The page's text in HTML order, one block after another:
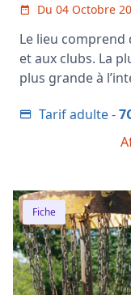
Du 04 Octobre
Le lieu
et aux clubs. La
plus grande à
Tarif adulte -
Fiche